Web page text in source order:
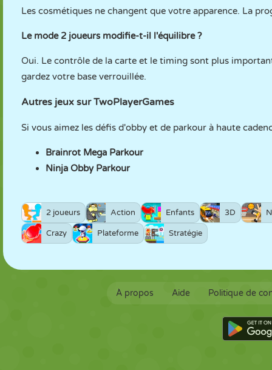
Les cosmétiques ne changent que votre apparence. La
Le mode 2 joueurs modifie-t-il l'équilibre ?
Oui. Le contrôle de la carte et le timing sont plus
gardez votre base verrouillée.
Autres jeux sur TwoPlayerGames
Si vous aimez les défis d'obby et de parkour à haute
Brainrot Mega Parkour
Ninja Obby Parkour
2 joueurs Action Enfants 3D
Crazy Plateforme Stratégie
À propos Aide Politique de